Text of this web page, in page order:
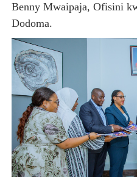
MKANDARASI
Mkurugenzi Green Acres
Benny Mwaipaja, Ofisini
Dodoma.